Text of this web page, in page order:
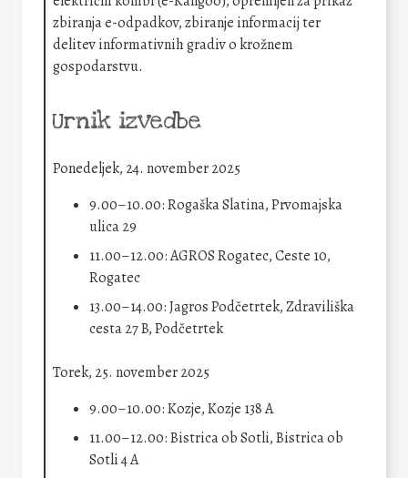
zbiranja e-odpadkov, zbiranje informacij ter
delitev informativnih gradiv o krožnem
gospodarstvu.
Urnik izvedbe
Ponedeljek, 24. november 2025
9.00–10.00: Rogaška Slatina, Prvomajska
ulica 29
11.00–12.00: AGROS Rogatec, Ceste 10,
Rogatec
13.00–14.00: Jagros Podčetrtek, Zdraviliška
cesta 27 B, Podčetrtek
Torek, 25. november 2025
9.00–10.00: Kozje, Kozje 138 A
11.00–12.00: Bistrica ob Sotli, Bistrica ob
Sotli 4 A